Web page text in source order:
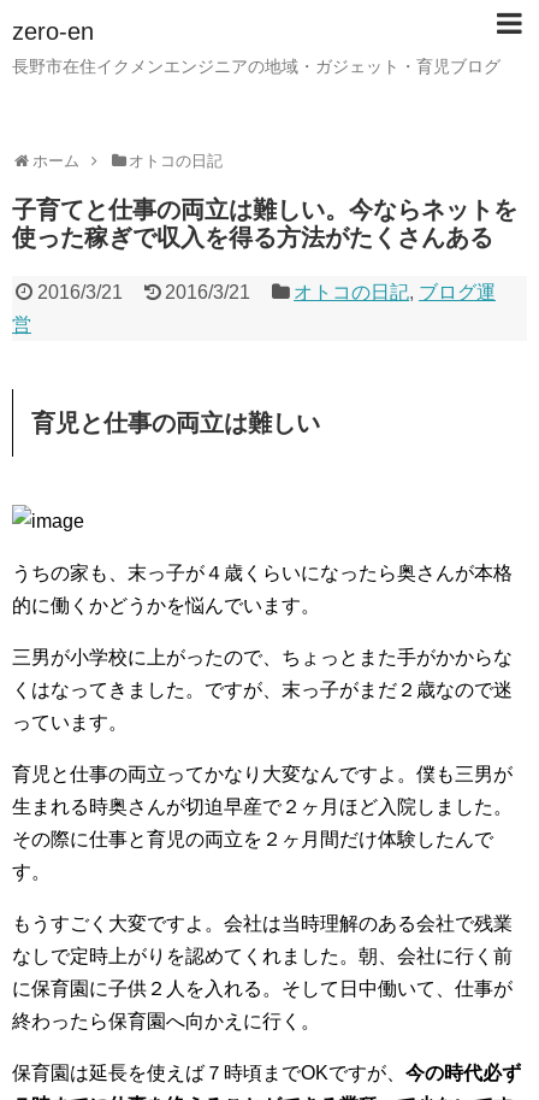
zero-en
長野市在住イクメンエンジニアの地域・ガジェット・育児ブログ
ホーム オトコの日記
子育てと仕事の両立は難しい。今ならネットを
使った稼ぎで収入を得る方法がたくさんある
2016/3/21 2016/3/21 オトコの日記, ブログ運
営
育児と仕事の両立は難しい
うちの家も、末っ子が４歳くらいになったら奥さんが本格
的に働くかどうかを悩んでいます。
三男が小学校に上がったので、ちょっとまた手がかからな
くはなってきました。ですが、末っ子がまだ２歳なので迷
っています。
育児と仕事の両立ってかなり大変なんですよ。僕も三男が
生まれる時奥さんが切迫早産で２ヶ月ほど入院しました。
その際に仕事と育児の両立を２ヶ月間だけ体験したんで
す。
もうすごく大変ですよ。会社は当時理解のある会社で残業
なしで定時上がりを認めてくれました。朝、会社に行く前
に保育園に子供２人を入れる。そして日中働いて、仕事が
終わったら保育園へ向かえに行く。
保育園は延長を使えば７時頃までOKですが、 今の時代必ず